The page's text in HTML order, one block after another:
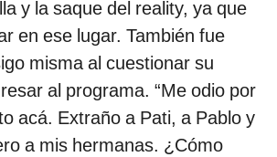
y la saque del reality, ya que
en ese lugar. También fue
misma al cuestionar su
al programa. “Me odio por
acá. Extraño a Pati, a Pablo y
a mis hermanas. ¿Cómo